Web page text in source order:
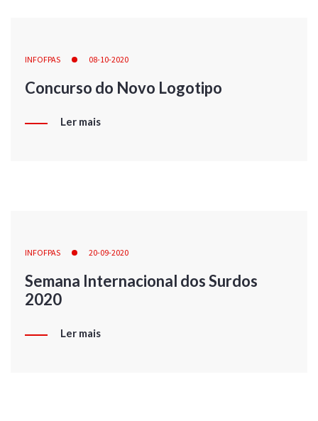
INFOFPAS 08-10-2020
Concurso do Novo Logotipo
Ler mais
INFOFPAS 20-09-2020
Semana Internacional dos Surdos
2020
Ler mais